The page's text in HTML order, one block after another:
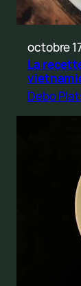
octobre
La
Debo